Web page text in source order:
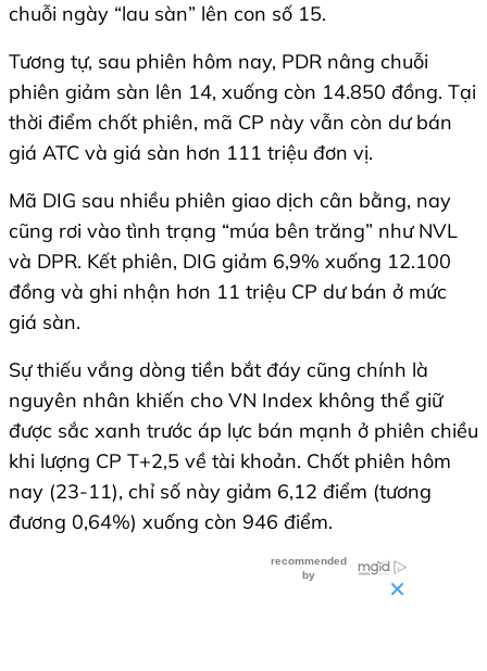
chuỗi ngày “lau sàn” lên con số 15.
Tương tự, sau phiên hôm nay, PDR nâng chuỗi
phiên giảm sàn lên 14, xuống còn 14.850 đồng. Tại
thời điểm chốt phiên, mã CP này vẫn còn dư bán
giá ATC và giá sàn hơn 111 triệu đơn vị.
Mã DIG sau nhiều phiên giao dịch cân bằng, nay
cũng rơi vào tình trạng “múa bên trăng” như NVL
và DPR. Kết phiên, DIG giảm 6,9% xuống 12.100
đồng và ghi nhận hơn 11 triệu CP dư bán ở mức
giá sàn.
Sự thiếu vắng dòng tiền bắt đáy cũng chính là
nguyên nhân khiến cho VN Index không thể giữ
được sắc xanh trước áp lực bán mạnh ở phiên chiều
khi lượng CP T+2,5 về tài khoản. Chốt phiên hôm
nay (23-11), chỉ số này giảm 6,12 điểm (tương
đương 0,64%) xuống còn 946 điểm.